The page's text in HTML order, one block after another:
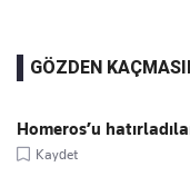
GÖZDEN
Homeros’u
Kaydet